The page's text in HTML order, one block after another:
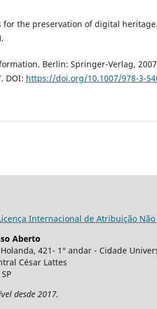
for the preservation of digital heritage.
Berlin: Springer-Verlag,
DOI: https://doi.org/10.1007/978-3-
Internacional de Atribuição
Aberto
421- 1° andar - Cidade
César Lattes
desde 2017.